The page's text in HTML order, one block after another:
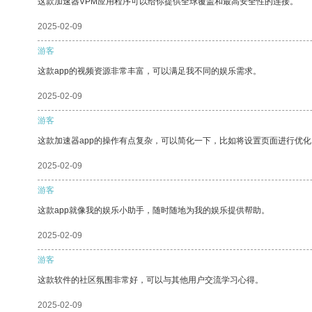
2025-02-09
游客
这款app的视频资源非常丰富，可以满足我不同的娱乐需求。
2025-02-09
游客
这款加速器app的操作有点复杂，可以简化一下，比如将设置页面进行优
2025-02-09
游客
这款app就像我的娱乐小助手，随时随地为我的娱乐提供帮助。
2025-02-09
游客
这款软件的社区氛围非常好，可以与其他用户交流学习心得。
2025-02-09